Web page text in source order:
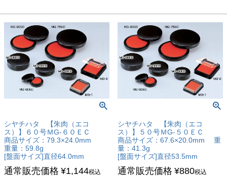
シヤチハタ 【朱肉（エコ
ス）】６０号ＭG-６０ＥＣ
商品サイズ：79.3×24.0mm
重量：59.8g
[盤面サイズ]直径64.0mm
通常販売価格 ¥1,144税込
シヤチハタ 【朱肉（エコ
ス）】５０号ＭG-５０ＥＣ
商品サイズ：67.6×20.0mm 重
量：41.3g
[盤面サイズ]直径53.5mm
通常販売価格 ¥880税込
商品番号/JANコード
バンドル販売
予約商品
予約商品のみを表示
並び順
新着順